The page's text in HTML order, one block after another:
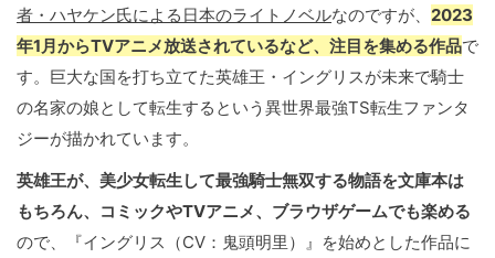
者・ハヤケン氏による日本のライトノベルなのですが、 2023
年1月からTVアニメ放送されているなど、注目を集める作品で
す。巨大な国を打ち立てた英雄王・イングリスが未来で騎士
の名家の娘として転生するという異世界最強TS転生ファンタ
ジーが描かれています。
英雄王が、美少女転生して最強騎士無双する物語を文庫本は
もちろん、コミックやTVアニメ、ブラウザゲームでも楽める
ので、『イングリス（CV：鬼頭明里）』を始めとした作品に